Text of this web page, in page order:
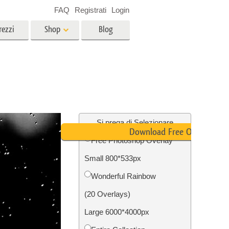
Servizi Foto Restauro
Shop Blog
FAQ Registrati Login
Si prega di Selezionare
Free Photoshop Overlay
Small 800*533px
Wonderful Rainbow
(20 Overlays)
Large 6000*4000px
Download Free Overlay